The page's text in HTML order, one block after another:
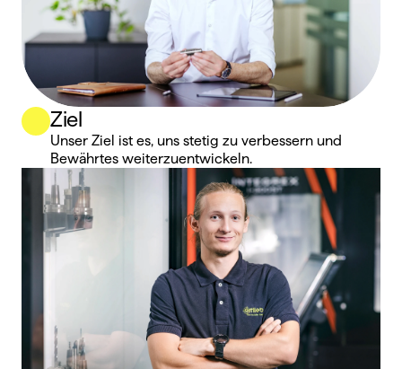
Ziel
Unser Ziel ist es, uns stetig zu verbessern und
Bewährtes weiterzuentwickeln.